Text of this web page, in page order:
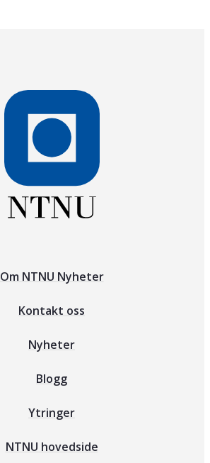
Om NTNU Nyheter
Kontakt oss
Nyheter
Blogg
Ytringer
NTNU hovedside